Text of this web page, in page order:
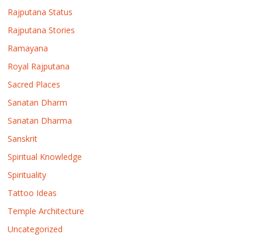
Rajputana Status
Rajputana Stories
Ramayana
Royal Rajputana
Sacred Places
Sanatan Dharm
Sanatan Dharma
Sanskrit
Spiritual Knowledge
Spirituality
Tattoo Ideas
Temple Architecture
Uncategorized